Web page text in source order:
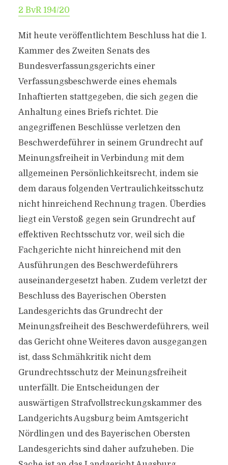
2 BvR 194/20
Mit heute veröffentlichtem Beschluss hat die 1.
Kammer des Zweiten Senats des
Bundesverfassungsgerichts einer
Verfassungsbeschwerde eines ehemals
Inhaftierten stattgegeben, die sich gegen die
Anhaltung eines Briefs richtet. Die
angegriffenen Beschlüsse verletzen den
Beschwerdeführer in seinem Grundrecht auf
Meinungsfreiheit in Verbindung mit dem
allgemeinen Persönlichkeitsrecht, indem sie
dem daraus folgenden Vertraulichkeitsschutz
nicht hinreichend Rechnung tragen. Überdies
liegt ein Verstoß gegen sein Grundrecht auf
effektiven Rechtsschutz vor, weil sich die
Fachgerichte nicht hinreichend mit den
Ausführungen des Beschwerdeführers
auseinandergesetzt haben. Zudem verletzt der
Beschluss des Bayerischen Obersten
Landesgerichts das Grundrecht der
Meinungsfreiheit des Beschwerdeführers, weil
das Gericht ohne Weiteres davon ausgegangen
ist, dass Schmähkritik nicht dem
Grundrechtsschutz der Meinungsfreiheit
unterfällt. Die Entscheidungen der
auswärtigen Strafvollstreckungskammer des
Landgerichts Augsburg beim Amtsgericht
Nördlingen und des Bayerischen Obersten
Landesgerichts sind daher aufzuheben. Die